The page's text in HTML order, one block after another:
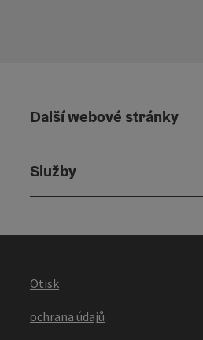
Další webové stránky
Služby
Otisk
ochrana údajů